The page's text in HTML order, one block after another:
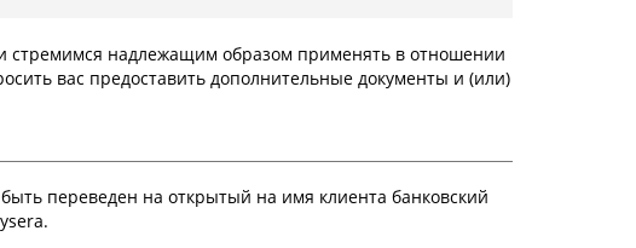
стремимся надлежащим образом применять в отношении
вас предоставить дополнительные документы и (или)
переведен на открытый на имя клиента банковский